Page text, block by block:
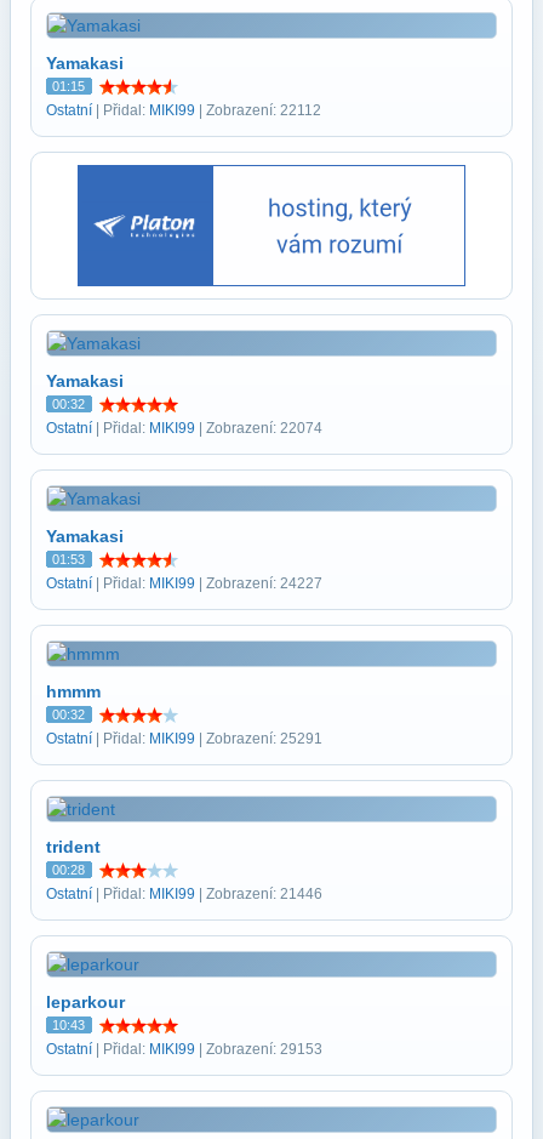
Yamakasi
01:15
Ostatní | Přidal: MIKI99 | Zobrazení: 22112
Yamakasi
00:32
Ostatní | Přidal: MIKI99 | Zobrazení: 22074
Yamakasi
01:53
Ostatní | Přidal: MIKI99 | Zobrazení: 24227
hmmm
00:32
Ostatní | Přidal: MIKI99 | Zobrazení: 25291
trident
00:28
Ostatní | Přidal: MIKI99 | Zobrazení: 21446
leparkour
10:43
Ostatní | Přidal: MIKI99 | Zobrazení: 29153